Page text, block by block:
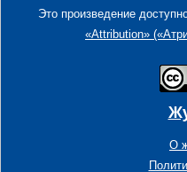
Это произведение
«Attribution»
О